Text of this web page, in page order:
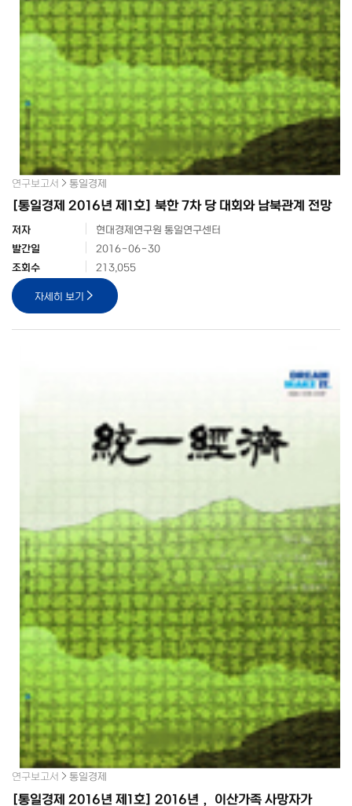
연구보고서 통일경제
[통일경제 2016년 제1호] 북한 7차 당 대회와 남북관계 전망
저자
현대경제연구원 통일연구센터
발간일
2016-06-30
조회수
213,055
자세히 보기
연구보고서 통일경제
[통일경제 2016년 제1호] 2016년， 이산가족 사망자가